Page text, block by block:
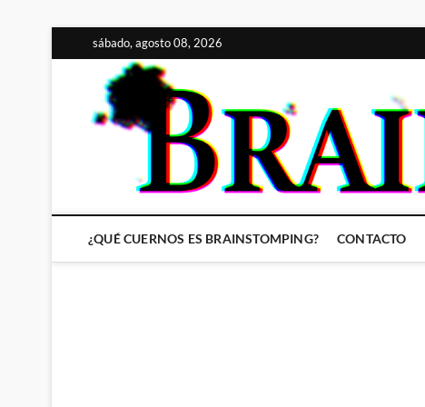
al
contenido
sábado, agosto 08, 2026
¿QUÉ CUERNOS ES BRAINSTOMPING? CONTACTO